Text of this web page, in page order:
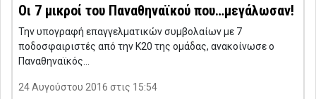
Οι 7 μικροί του Παναθηναϊκού που…μεγάλωσαν!
Την υπογραφή επαγγελματικών συμβολαίων με 7
ποδοσφαιριστές από την Κ20 της ομάδας, ανακοίνωσε ο
Παναθηναϊκός…
24 Αυγούστου 2016 στις 15:54